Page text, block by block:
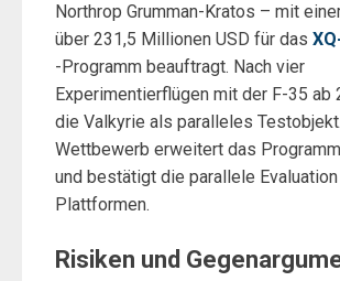
Northrop Grumman-Kratos – mit
über 231,5 Millionen USD für das
-Programm beauftragt. Nach vier
Experimentierflügen mit der F-35 ab
die Valkyrie als paralleles
Wettbewerb erweitert das
und bestätigt die parallele
Plattformen.
Risiken und